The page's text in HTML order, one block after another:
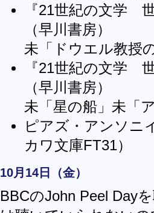
『21世紀の文学
（早川書房）
未「ドウエル教授
『21世紀の文学
（早川書房）
未「星の船」未「
ピアズ・アンソニ
カワ文庫FT31）
10月14日（金）
BBCのJohn Peel Day